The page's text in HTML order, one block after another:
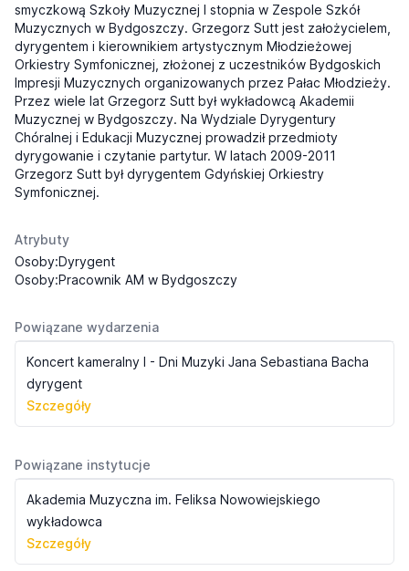
smyczkową Szkoły Muzycznej I stopnia w Zespole Szkół
Muzycznych w Bydgoszczy. Grzegorz Sutt jest założycielem,
dyrygentem i kierownikiem artystycznym Młodzieżowej
Orkiestry Symfonicznej, złożonej z uczestników Bydgoskich
Impresji Muzycznych organizowanych przez Pałac Młodzieży.
Przez wiele lat Grzegorz Sutt był wykładowcą Akademii
Muzycznej w Bydgoszczy. Na Wydziale Dyrygentury
Chóralnej i Edukacji Muzycznej prowadził przedmioty
dyrygowanie i czytanie partytur. W latach 2009-2011
Grzegorz Sutt był dyrygentem Gdyńskiej Orkiestry
Symfonicznej.
Atrybuty
Osoby:Dyrygent
Osoby:Pracownik AM w Bydgoszczy
Powiązane wydarzenia
Koncert kameralny I - Dni Muzyki Jana Sebastiana Bacha
dyrygent
Szczegóły
Powiązane instytucje
Akademia Muzyczna im. Feliksa Nowowiejskiego
wykładowca
Szczegóły